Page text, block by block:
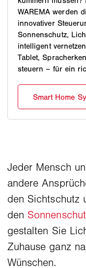
WAREMA werden
innovativer
Sonnenschutz,
intelligent
Tablet,
steuern – für ein
Jeder Mensch
andere
den Sichtschutz
den
gestalten Sie
Zuhause ganz
Wünschen.